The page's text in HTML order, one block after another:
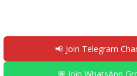
📢 Join Telegram